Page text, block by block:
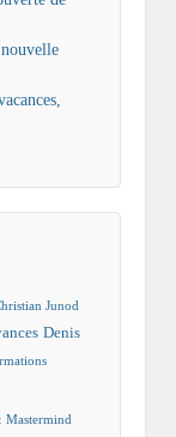
Junod
Denis
Mastermind